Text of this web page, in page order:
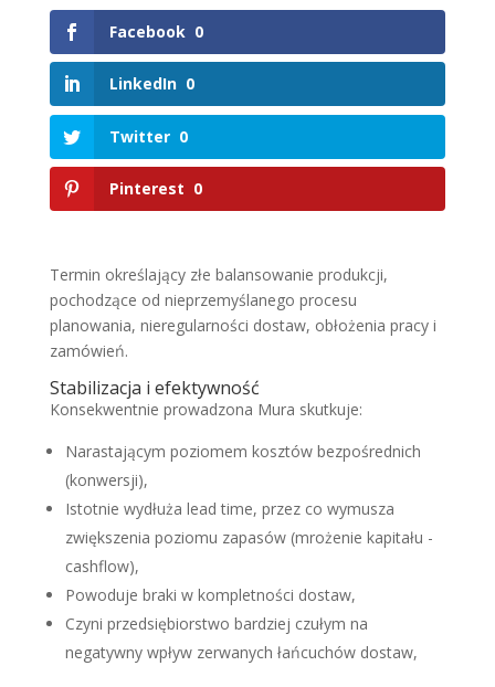
Facebook 0
LinkedIn 0
Twitter 0
Pinterest 0
Termin określający złe balansowanie produkcji,
pochodzące od nieprzemyślanego procesu
planowania, nieregularności dostaw, obłożenia pracy i
zamówień.
Stabilizacja i efektywność
Konsekwentnie prowadzona Mura skutkuje:
Narastającym poziomem kosztów bezpośrednich
(konwersji),
Istotnie wydłuża lead time, przez co wymusza
zwiększenia poziomu zapasów (mrożenie kapitału -
cashflow),
Powoduje braki w kompletności dostaw,
Czyni przedsiębiorstwo bardziej czułym na
negatywny wpływ zerwanych łańcuchów dostaw,